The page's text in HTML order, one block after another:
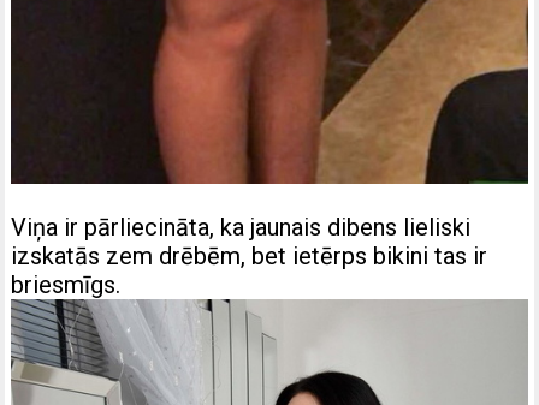
Viņa ir pārliecināta, ka jaunais dibens lieliski
izskatās zem drēbēm, bet ietērps bikini tas ir
briesmīgs.